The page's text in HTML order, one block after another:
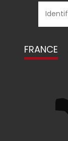
FRANCE